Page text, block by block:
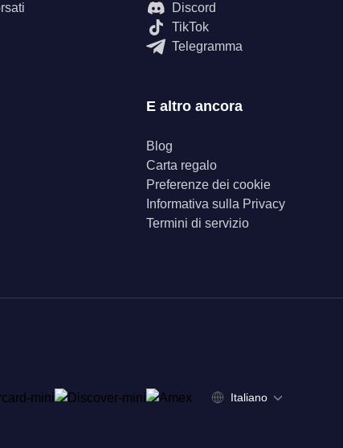
Discord
TikTok
Telegramma
E altro ancora
Blog
Carta regalo
Preferenze dei cookie
Informativa sulla Privacy
Termini di servizio
Italiano